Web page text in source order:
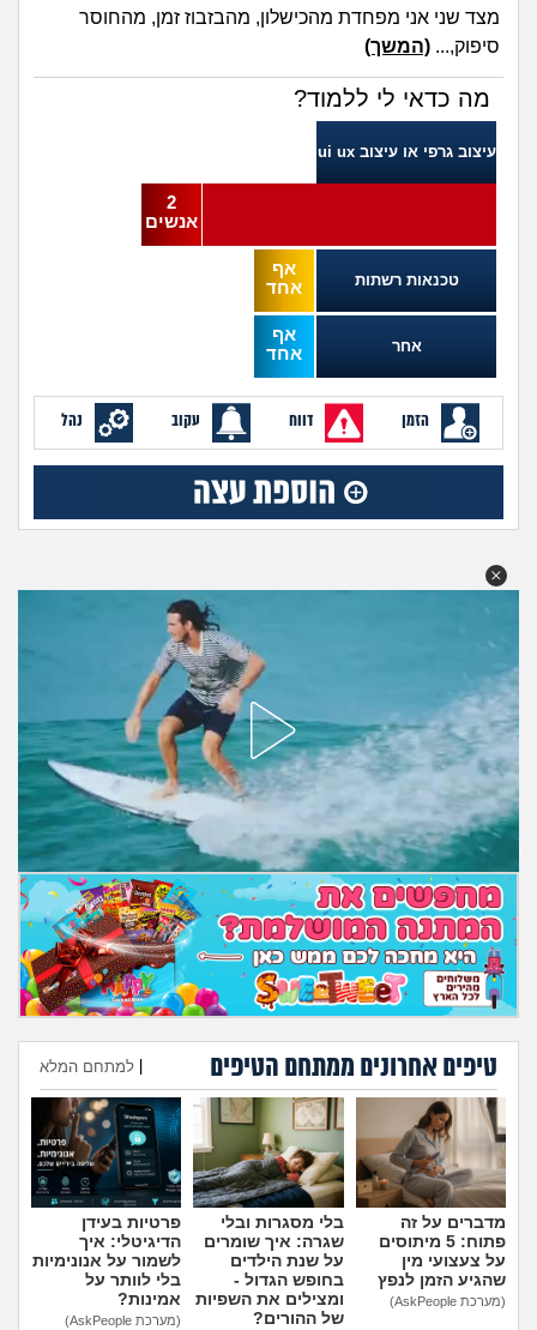
פיננסי וכלכלה
יוקר המחיה
מצד שני אני מפחדת מהכישלון, מהבזבוז זמן, מהחוסר
סיפוק,... (המשך)
מה כדאי לי ללמוד?
עיצוב גרפי או עיצוב ui ux
2
אנשים
טכנאות רשתות
אף
אחד
אחר
אף
אחד
הזמן דווח עקוב נהל
טיפים אחרונים ממתחם הטיפים למתחם המלא
הוספת טיפ
מדברים על זה
פתוח: 5 מיתוסים
על צעצועי מין
שהגיע הזמן לנפץ
(מערכת AskPeople)
בלי מסגרות ובלי
שגרה: איך שומרים
על שנת הילדים
בחופש הגדול -
ומצילים את השפיות
של ההורים?
פרטיות בעידן
הדיגיטלי: איך
לשמור על אנונימיות
בלי לוותר על
אמינות?
(מערכת AskPeople)